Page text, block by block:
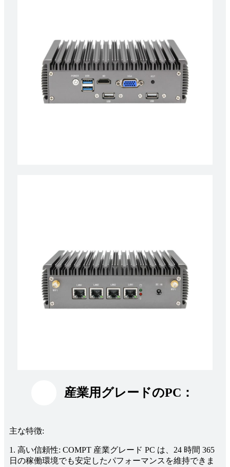
産業用グレードのPC：
主な特徴:
1. 高い信頼性: COMPT 産業グレード PC は、24 時間 365
日の稼働環境でも安定したパフォーマンスを維持できま